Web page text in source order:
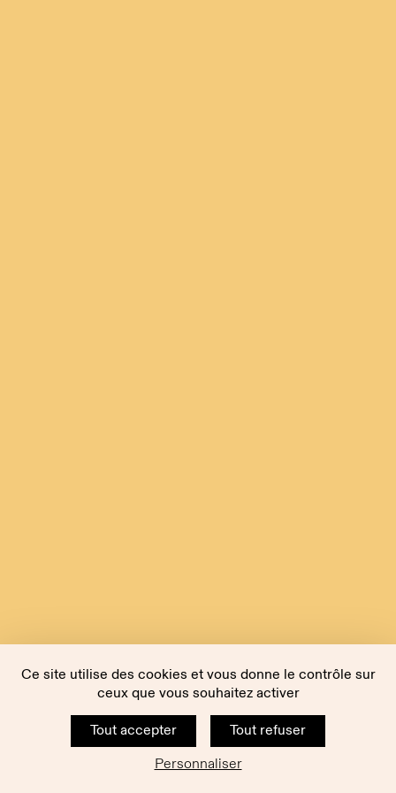
Ce site utilise des cookies et vous donne le contrôle sur
ceux que vous souhaitez activer
Tout accepter
Tout refuser
Personnaliser